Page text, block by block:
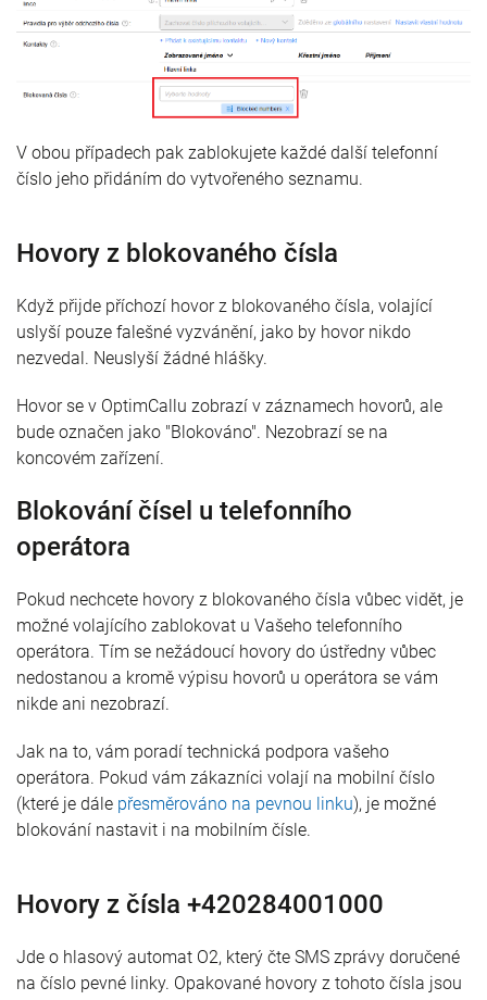
V obou případech pak zablokujete každé další telefonní
číslo jeho přidáním do vytvořeného seznamu.
Hovory z blokovaného čísla
Když přijde příchozí hovor z blokovaného čísla, volající
uslyší pouze falešné vyzvánění, jako by hovor nikdo
nezvedal. Neuslyší žádné hlášky.
Hovor se v OptimCallu zobrazí v záznamech hovorů, ale
bude označen jako "Blokováno". Nezobrazí se na
koncovém zařízení.
Blokování čísel u telefonního
operátora
Pokud nechcete hovory z blokovaného čísla vůbec vidět, je
možné volajícího zablokovat u Vašeho telefonního
operátora. Tím se nežádoucí hovory do ústředny vůbec
nedostanou a kromě výpisu hovorů u operátora se vám
nikde ani nezobrazí.
Jak na to, vám poradí technická podpora vašeho
operátora. Pokud vám zákazníci volají na mobilní číslo
(které je dále přesměrováno na pevnou linku), je možné
blokování nastavit i na mobilním čísle.
Hovory z čísla +420284001000
Jde o hlasový automat O2, který čte SMS zprávy doručené
na číslo pevné linky. Opakované hovory z tohoto čísla jsou